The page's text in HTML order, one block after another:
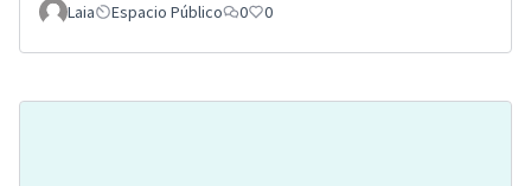
Laia Espacio Público 0 0